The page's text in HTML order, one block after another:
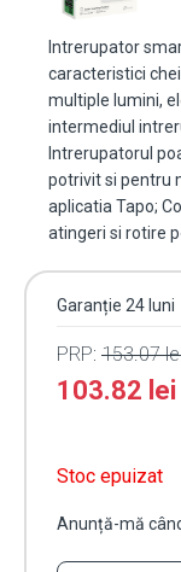
Intrerupator
caracteristici
multiple lumini,
intermediul
Intrerupatorul
potrivit si pentru
aplicatia Tapo;
atingeri si rotire
Garanție 24 luni
PRP: 153.07
103.82 lei
Stoc epuizat
Anunță-mă